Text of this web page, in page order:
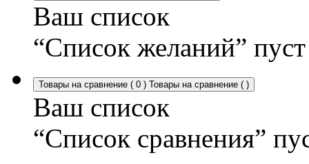
Ваш список
“Список желаний” пуст
Товары на сравнение ( 0 ) Товары на сравнение ( )
Ваш список
“Список сравнения”